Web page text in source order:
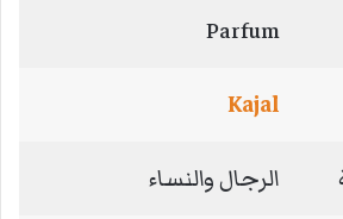
Parfum
Kajal
الرجال والنساء